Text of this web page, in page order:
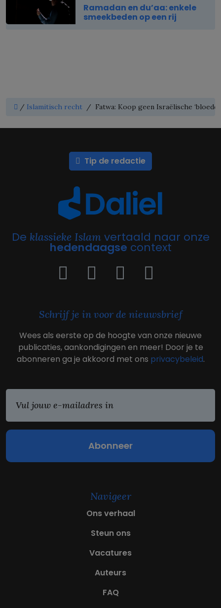
Ramadan en du’aa: enkele
smeekbeden op een rij
/ Islamitisch recht / Fatwa: Koop geen Israëlische
Tip de redactie
De klassieke Islamvertaald naar onze
hedendaagse context
Schrijf je in voor de nieuwsbrief
Wees als eerste op de hoogte van onze nieuwe
publicaties, aankondigingen en meer! Door je te
abonneren ga je akkoord met ons privacybeleid.
m
i
l
V
i
t
Navigeer
Ons verhaal
Steun ons
Vacatures
Auteurs
FAQ